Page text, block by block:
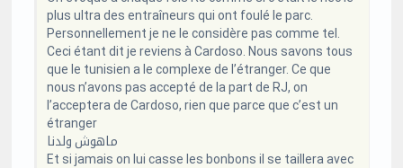
plus ultra des entraîneurs qui ont foulé le parc.
Personnellement je ne le considère pas comme tel.
Ceci étant dit je reviens à Cardoso. Nous savons tous
que le tunisien a le complexe de l’étranger. Ce que
nous n’avons pas accepté de la part de RJ, on
l’acceptera de Cardoso, rien que parce que c’est un
étranger
ماهوش ولدنا
Et si jamais on lui casse les bonbons il se taillera avec